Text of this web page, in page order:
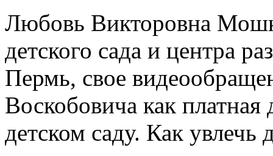
Любовь Викторовна
детского сада и центра
Пермь, свое
Воскобовича как платная
детском саду. Как увлечь